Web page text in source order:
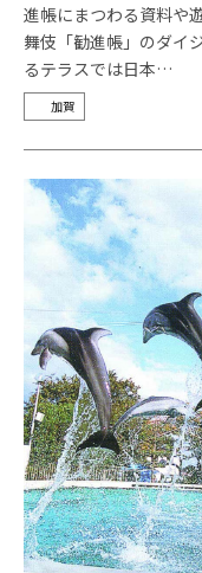
進帳にまつわる資料や
舞伎「勧進帳」のダイ
るテラスでは日本…
加賀